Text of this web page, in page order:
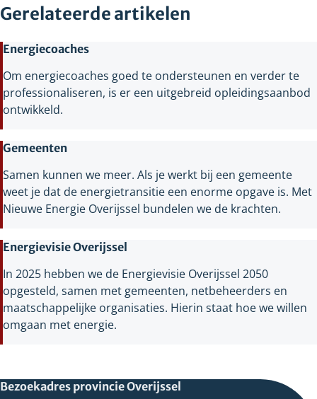
Gerelateerde artikelen
Energiecoaches
Om energiecoaches goed te ondersteunen en verder te
professionaliseren, is er een uitgebreid opleidingsaanbod
ontwikkeld.
Gemeenten
Samen kunnen we meer. Als je werkt bij een gemeente
weet je dat de energietransitie een enorme opgave is. Met
Nieuwe Energie Overijssel bundelen we de krachten.
Energievisie Overijssel
In 2025 hebben we de Energievisie Overijssel 2050
opgesteld, samen met gemeenten, netbeheerders en
maatschappelijke organisaties. Hierin staat hoe we willen
omgaan met energie.
Bezoekadres provincie Overijssel